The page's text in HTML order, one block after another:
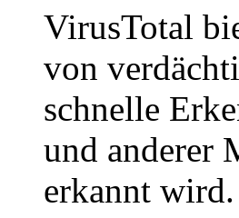
VirusTotal
von
schnelle
und anderer
erkannt wird.